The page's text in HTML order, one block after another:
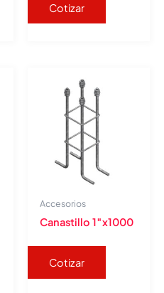
Cotizar
Accesorios
Canastillo 1″x1000
Cotizar